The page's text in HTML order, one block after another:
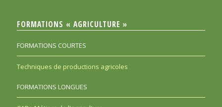
FORMATIONS « AGRICULTURE »
FORMATIONS COURTES
Techniques de productions agricoles
FORMATIONS LONGUES